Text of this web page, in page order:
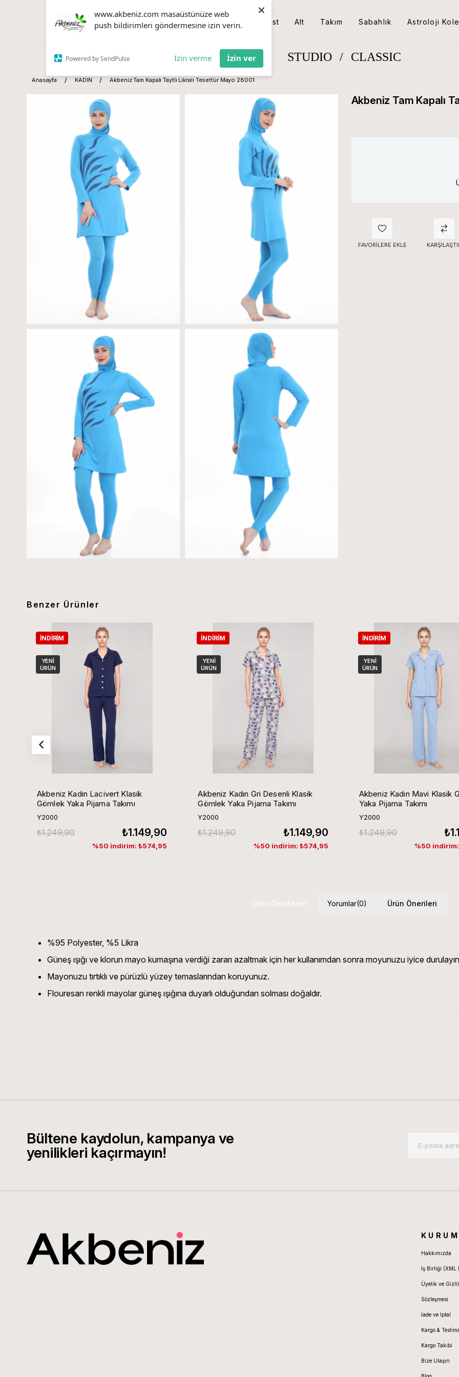
www.akbeniz.com masaüstünüze web
push bildirimleri göndermesine izin verin.
Powered by SendPulse İzin verme İzin ver
×
Üst Alt Takım Sabahlık Astroloji
STUDIO / CLASSIC
Anasayfa KADIN Akbeniz Tam Kapalı Taytlı Likralı Tesettür Mayo 28001
Akbeniz Tam Kapalı
FAVORILERE EKLE
Benzer Ürünler
Akbeniz Kadın Lacivert Klasik
Gömlek Yaka Pijama Takımı
Y2000
₺1.149,90
₺1.249,90
%50 indirim: ₺574,95
İNDIRIM
YENI
ÜRÜN
Akbeniz Kadın Gri Desenli Klasik
Gömlek Yaka Pijama Takımı
Y2000
₺1.149,90
₺1.249,90
%50 indirim: ₺574,95
İNDIRIM
YENI
ÜRÜN
Akbeniz Kadın Mavi Klasik
Yaka Pijama Takımı
Y2000
₺1.249,90
%50
İNDIRIM
YENI
ÜRÜN
Ürün Özellikleri Yorumlar(0) Ürün Önerileri
%95 Polyester, %5 Likra
Güneş ışığı ve klorun mayo kumaşına verdiği zararı azaltmak için her kullanımdan sonra moyunuzu iyice
Mayonuzu tırtıklı ve pürüzlü yüzey temaslarından koruyunuz.
Flouresan renkli mayolar güneş ışığına duyarlı olduğundan solması doğaldır.
Bültene kaydolun, kampanya ve
yenilikleri kaçırmayın!
Hakkımızda
İş Birliği (XML
Üyelik ve
Sözleşmesi
İade ve İptal
Kargo &
Kargo Takibi
Bize Ulaşın